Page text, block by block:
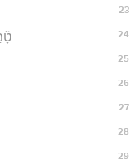
23
24
25
26
27
28
29